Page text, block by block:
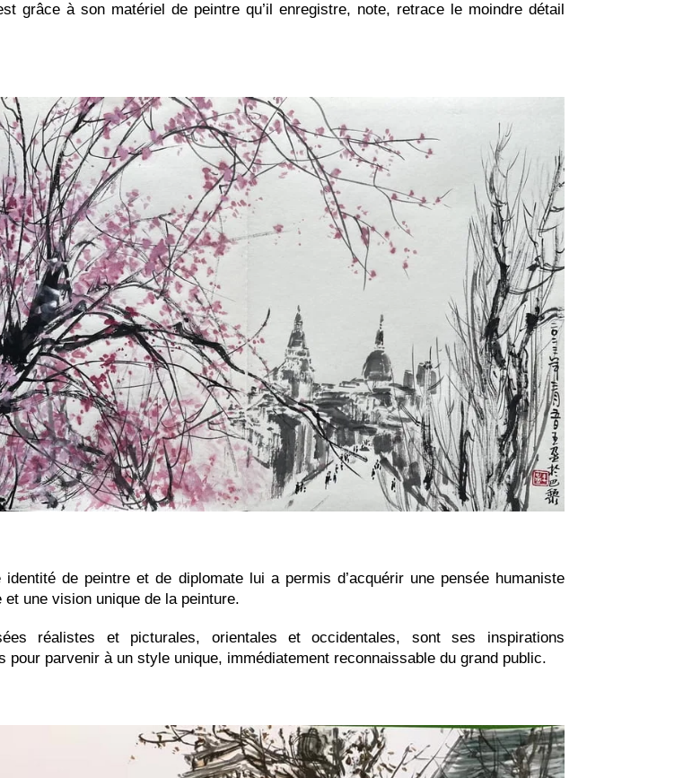
grâce à son matériel de peintre qu’il enregistre, note, retrace le moindre détail
identité de peintre et de diplomate lui a permis d’acquérir une pensée humaniste
et une vision unique de la peinture.
réalistes et picturales, orientales et occidentales, sont ses inspirations
pour parvenir à un style unique, immédiatement reconnaissable du grand public.